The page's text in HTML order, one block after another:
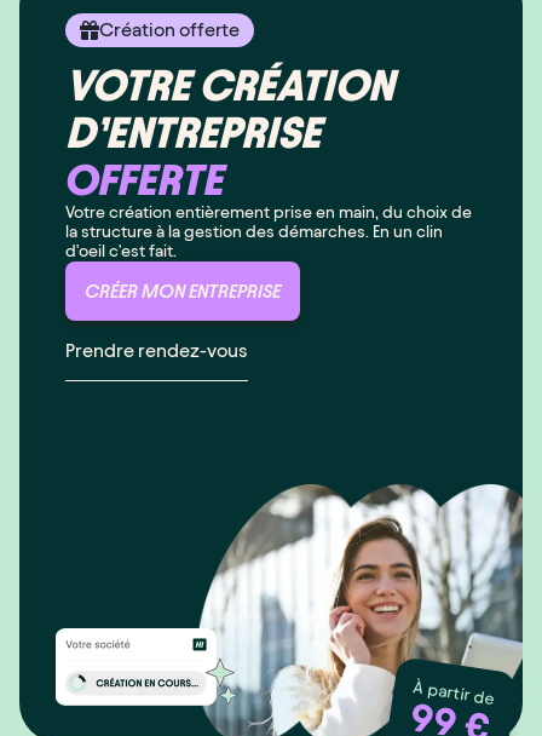
Création offerte
VOTRE CRÉATION
D’ENTREPRISE
OFFERTE
Votre création entièrement prise en main, du choix de
la structure à la gestion des démarches. En un clin
d'oeil c'est fait.
CRÉER MON ENTREPRISE
Prendre rendez-vous
À partir de
99 €